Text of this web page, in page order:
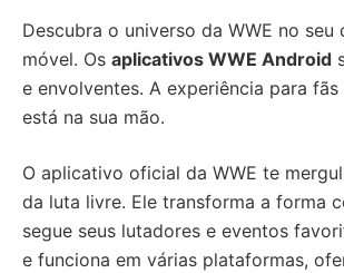
Descubra o universo da WWE no seu
móvel. Os aplicativos WWE Android
e envolventes. A experiência para
está na sua mão.
O aplicativo oficial da WWE te
da luta livre. Ele transforma a forma
segue seus lutadores e eventos
e funciona em várias plataformas,